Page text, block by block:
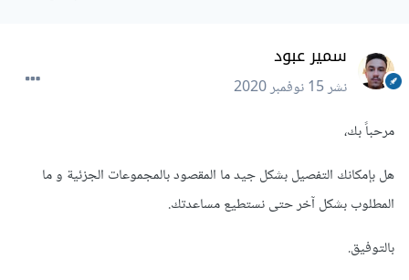
سمير عبود
نشر15 نوفمبر 2020
مرحباً بك،
هل بإمكانك التفصيل بشكل جيد ما المقصود بالمجموعات الجزئية و ما
المطلوب بشكل آخر حتى نستطيع مساعدتك.
بالتوفيق.